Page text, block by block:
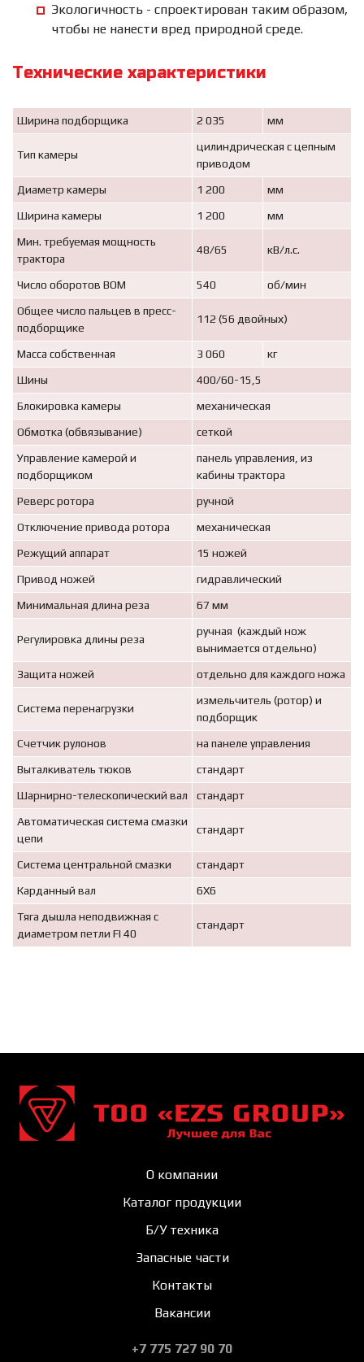
Экологичность - спроектирован таким образом,
чтобы не нанести вред природной среде.
Технические характеристики
Ширина подборщика 2 035 мм
Тип камеры
цилиндрическая с цепным
приводом
Диаметр камеры
1 200
мм
Ширина камеры
1 200
мм
Мин. требуемая мощность
трактора
48/65 кВ/л.с.
Число оборотов ВОМ 540
об/мин
Общее число пальцев в пресс-
подборщике
112 (56 двойных)
Масса собственная 3 060
кг
Шины
400/60-15,5
Блокировка камеры
механическая
Обмотка (обвязывание)
сеткой
Управление камерой и
подборщиком
панель управления, из
кабины трактора
Реверс ротора
ручной
Отключение привода ротора
механическая
Режущий аппарат
15 ножей
Привод ножей
гидравлический
Минимальная длина реза
67 мм
Регулировка длины реза
ручная (каждый нож
вынимается отдельно)
Защита ножей
отдельно для каждого ножа
Система перенагрузки
измельчитель (ротор) и
подборщик
Счетчик рулонов
на панеле управления
Выталкиватель тюков
стандарт
Шарнирно-телескопический вал
стандарт
Автоматическая система смазки
цепи
стандарт
Система центральной смазки
стандарт
Карданный вал
6Х6
Тяга дышла неподвижная с
диаметром петли FI 40
стандарт
О компании
Каталог продукции
Б/У техника
Запасные части
Контакты
Вакансии
+7 775 727 90 70